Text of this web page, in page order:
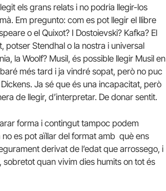
els grans relats i no podria llegir-los
Em pregunto: com es pot llegir el llibre
o el Quixot? I Dostoievski? Kafka? El
potser Stendhal o la nostra i universal
la Woolf? Musil, és possible llegir Musil en
més tard i ja vindré sopat, però no puc
Ja sé que és una incapacitat, però
de llegir, d’interpretar. De donar sentit.
forma i contingut tampoc podem
no es pot aïllar del format amb què ens
derivat de l’edat que arrossego, i
sobretot quan vivim dies humits on tot és